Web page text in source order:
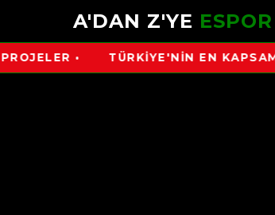
A'DAN Z'YE ESPOR
• TÜRKİYE'NİN EN KAPSAMLI